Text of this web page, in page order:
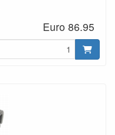
Euro 86.95